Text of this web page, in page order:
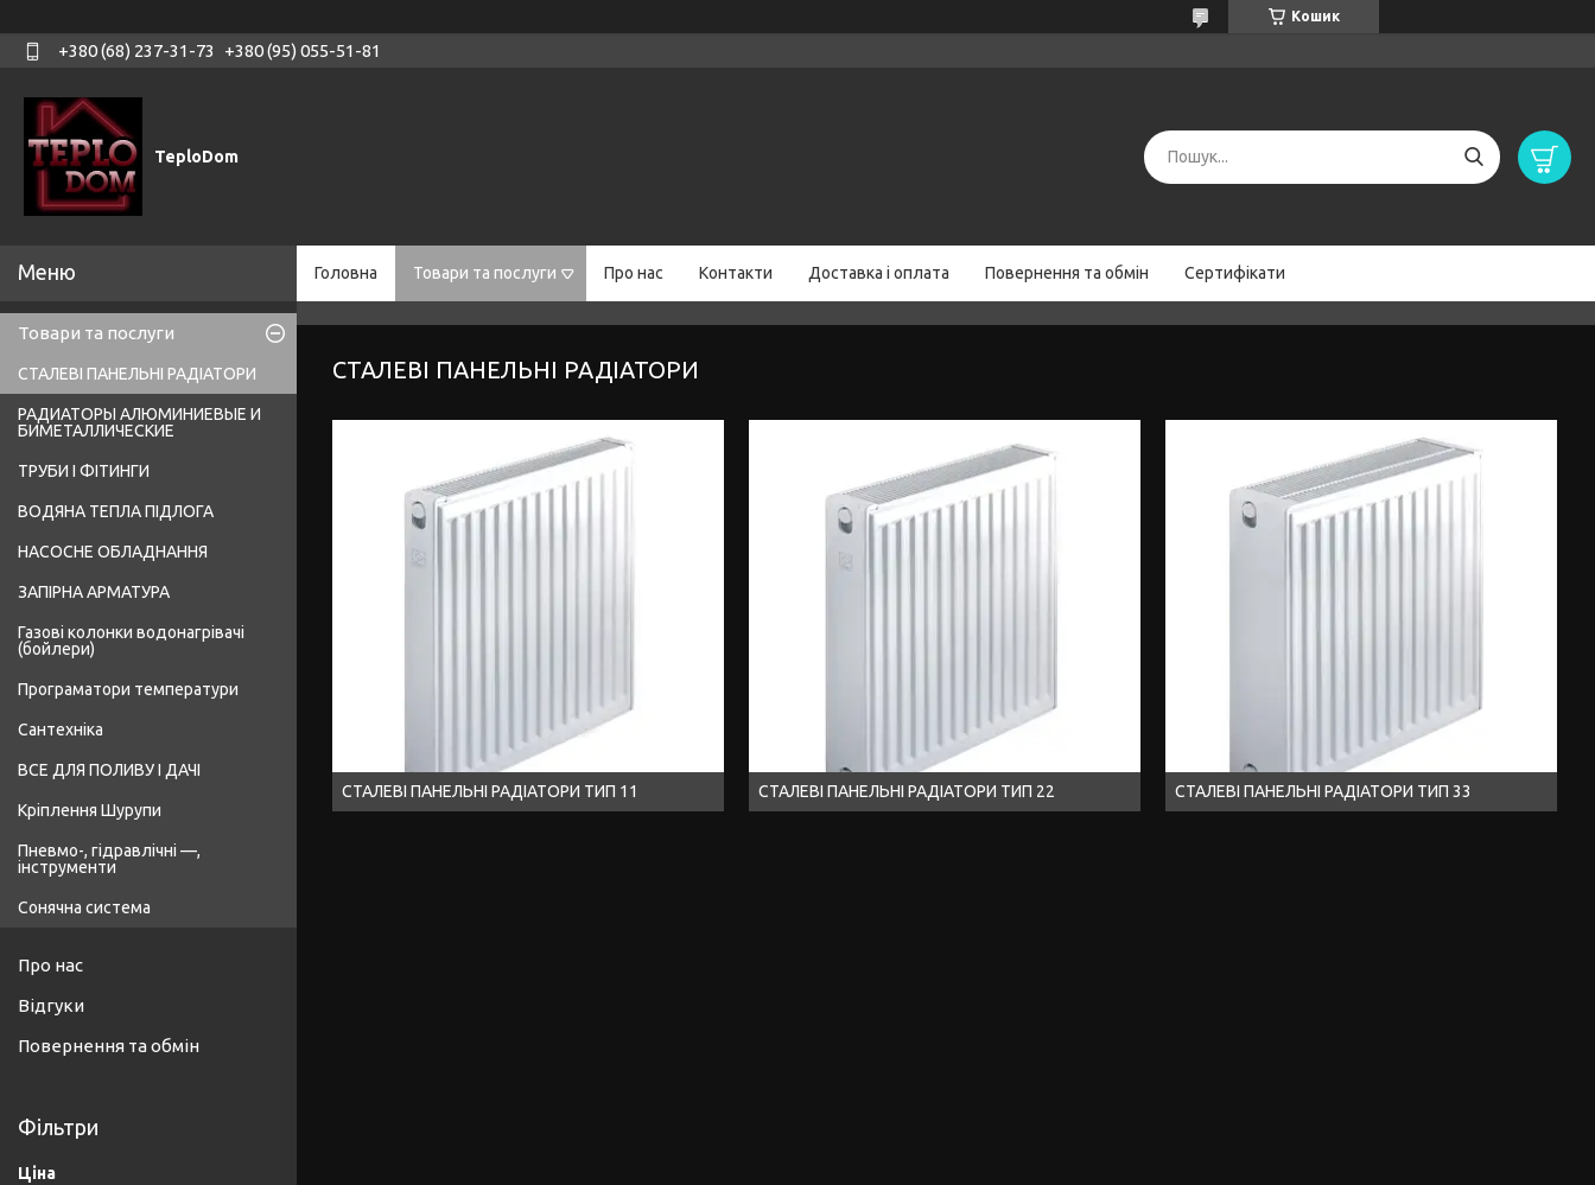
Кошик
+380 (68) 237-31-73 +380 (95) 055-51-81
TeploDom
Головна Товари та послуги Про нас Контакти Доставка і оплата Повернення та обмін Сертифікати
СТАЛЕВІ ПАНЕЛЬНІ РАДІАТОРИ
СТАЛЕВІ ПАНЕЛЬНІ РАДІАТОРИ ТИП 11 СТАЛЕВІ ПАНЕЛЬНІ РАДІАТОРИ ТИП 22 СТАЛЕВІ ПАНЕЛЬНІ РАДІАТОРИ ТИП 33
Товари та послуги
СТАЛЕВІ ПАНЕЛЬНІ РАДІАТОРИ
РАДИАТОРЫ АЛЮМИНИЕВЫЕ И
БИМЕТАЛЛИЧЕСКИЕ
ТРУБИ І ФІТИНГИ
ВОДЯНА ТЕПЛА ПІДЛОГА
НАСОСНЕ ОБЛАДНАННЯ
ЗАПІРНА АРМАТУРА
Газові колонки водонагрівачі
(бойлери)
Програматори температури
Сантехніка
ВСЕ ДЛЯ ПОЛИВУ І ДАЧІ
Кріплення Шурупи
Пневмо-, гідравлічні —,
інструменти
Сонячна система
Про нас
Відгуки
Повернення та обмін
Фільтри
Ціна